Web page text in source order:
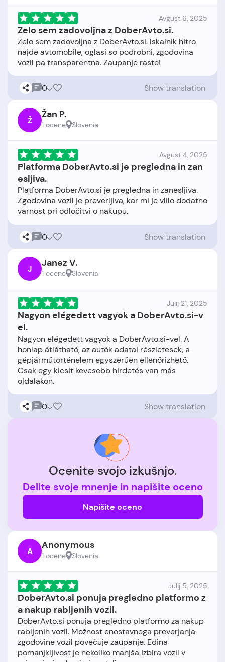
Avgust 6, 2025
Zelo sem zadovoljna z DoberAvto.si.
Zelo sem zadovoljna z DoberAvto.si. Iskalnik hitro
najde avtomobile, oglasi so podrobni, zgodovina
0 Show translation
Ž Žan P.
1 ocene Slovenia
Avgust 4, 2025
Platforma DoberAvto.si je pregledna in zan
esljiva.
Platforma DoberAvto.si je pregledna in zanesljiva.
Zgodovina vozil je preverljiva, kar mi je vlilo dodatno
0 Show translation
J Janez V.
1 ocene Slovenia
Julij 21, 2025
Nagyon elégedett vagyok a DoberAvto.si-v
el.
Nagyon elégedett vagyok a DoberAvto.si-vel. A
honlap átlátható, az autók adatai részletesek, a
gépjárműtörténelem egyszerűen ellenőrizhető.
Csak egy kicsit kevesebb hirdetés van más
0 Show translation
Ocenite svojo izkušnjo.
Delite svoje mnenje in napišite oceno
Napišite oceno
A Anonymous
1 ocene Slovenia
Julij 5, 2025
DoberAvto.si ponuja pregledno platformo z
a nakup rabljenih vozil.
DoberAvto.si ponuja pregledno platformo za nakup
rabljenih vozil. Možnost enostavnega preverjanja
zgodovine vozil povečuje zaupanje. Edina
pomanjkljivost je nekoliko manjša izbira vozil v